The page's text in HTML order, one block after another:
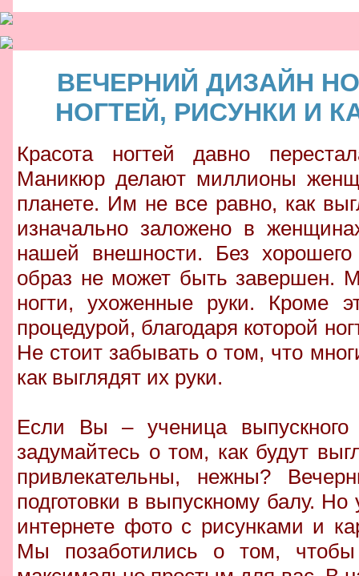
ВЕЧЕРНИЙ ДИЗАЙН
НОГТЕЙ, РИСУНКИ И
Красота ногтей давно
Маникюр делают миллионы
планете. Им не все равно, как
изначально заложено в
нашей внешности. Без
образ не может быть завершен.
ногти, ухоженные руки. Кроме
процедурой, благодаря которой
Не стоит забывать о том, что
как выглядят их руки.
Если Вы – ученица
задумайтесь о том, как будут
привлекательны, нежны?
подготовки в выпускному балу.
интернете фото с рисунками и
Мы позаботились о том,